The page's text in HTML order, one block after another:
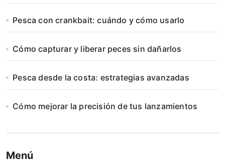
Pesca con crankbait: cuándo y cómo usarlo
Cómo capturar y liberar peces sin dañarlos
Pesca desde la costa: estrategias avanzadas
Cómo mejorar la precisión de tus lanzamientos
Menú